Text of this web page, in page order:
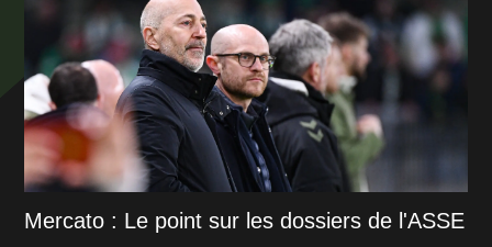
Mercato : Le point sur les dossiers de l'ASSE